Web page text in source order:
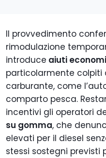
Il provvedimento
rimodulazione
introduce aiuti
particolarmente colpiti
carburante, come
comparto pesca.
incentivi gli operatori
su gomma, che
elevati per il diesel
stessi sostegni previsti